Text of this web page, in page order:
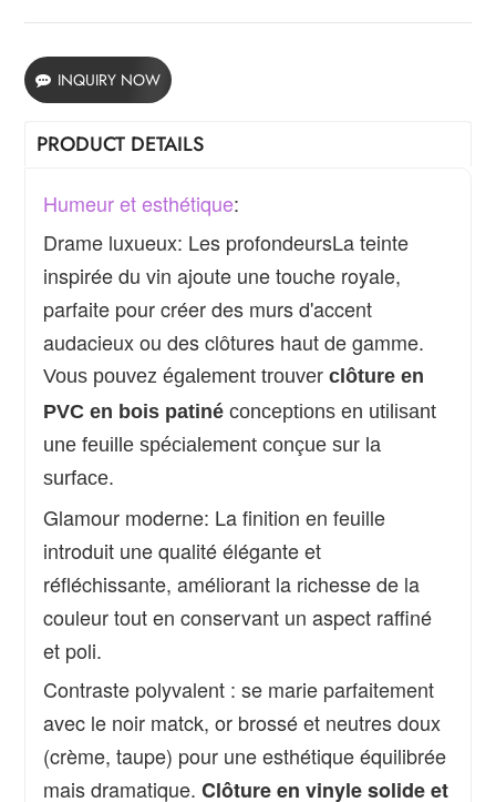
INQUIRY NOW
PRODUCT DETAILS
Humeur et esthétique:
Drame luxueux: Les profondeursLa teinte
inspirée du vin ajoute une touche royale,
parfaite pour créer des murs d'accent
audacieux ou des clôtures haut de gamme.
Vous pouvez également trouver clôture en
PVC en bois patiné conceptions en utilisant
une feuille spécialement conçue sur la
surface.
Glamour moderne: La finition en feuille
introduit une qualité élégante et
réfléchissante, améliorant la richesse de la
couleur tout en conservant un aspect raffiné
et poli.
Contraste polyvalent : se marie parfaitement
avec le noir matck, or brossé et neutres doux
(crème, taupe) pour une esthétique équilibrée
mais dramatique. Clôture en vinyle solide et